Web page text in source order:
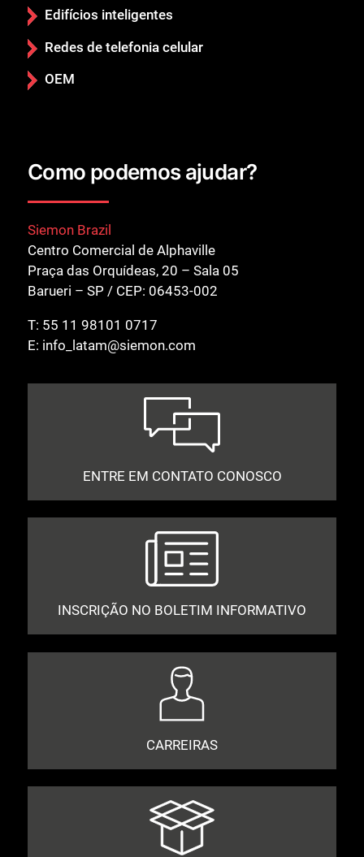
Edifícios inteligentes
Redes de telefonia celular
OEM
Como podemos ajudar?
Siemon Brazil
Centro Comercial de Alphaville
Praça das Orquídeas, 20 – Sala 05
Barueri – SP / CEP: 06453-002
T: 55 11 98101 0717
E: info_latam@siemon.com
ENTRE EM CONTATO CONOSCO
INSCRIÇÃO NO BOLETIM INFORMATIVO
CARREIRAS